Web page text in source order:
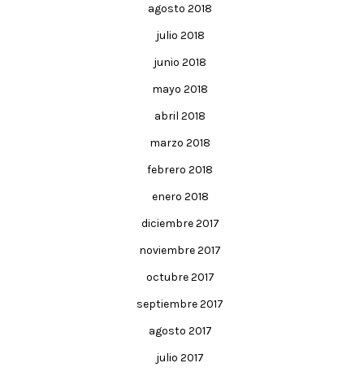
agosto 2018
julio 2018
junio 2018
mayo 2018
abril 2018
marzo 2018
febrero 2018
enero 2018
diciembre 2017
noviembre 2017
octubre 2017
septiembre 2017
agosto 2017
julio 2017